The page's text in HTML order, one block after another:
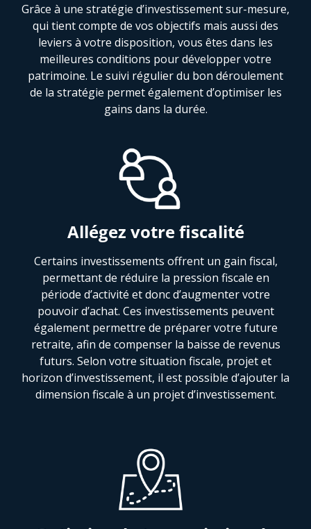
Grâce à une stratégie d’investissement sur-mesure,
qui tient compte de vos objectifs mais aussi des
leviers à votre disposition, vous êtes dans les
meilleures conditions pour développer votre
patrimoine. Le suivi régulier du bon déroulement
de la stratégie permet également d’optimiser les
gains dans la durée.
Allégez votre fiscalité
Certains investissements offrent un gain fiscal,
permettant de réduire la pression fiscale en
période d’activité et donc d’augmenter votre
pouvoir d’achat. Ces investissements peuvent
également permettre de préparer votre future
retraite, afin de compenser la baisse de revenus
futurs. Selon votre situation fiscale, projet et
horizon d’investissement, il est possible d’ajouter la
dimension fiscale à un projet d’investissement.